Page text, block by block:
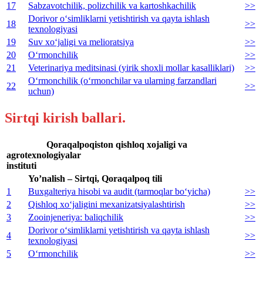
17
Sabzavotchilik, polizchilik va kartoshkachilik
>>
18
Dorivor o‘simliklarni yetishtirish va qayta ishlash
texnologiyasi
>>
19
Suv xo‘jaligi va melioratsiya
>>
20
O‘rmonchilik
>>
21
Veterinariya meditsinasi (yirik shoxli mollar kasalliklari)
>>
22
O‘rmonchilik (o‘rmonchilar va ularning farzandlari
uchun)
>>
Sirtqi kirish ballari.
Qoraqalpoqiston qishloq xojaligi va
agrotexnologiyalar
instituti
Yo’nalish – Sirtqi, Qoraqalpoq tili
1
Buxgalteriya hisobi va audit (tarmoqlar bo‘yicha)
>>
2
Qishloq xo‘jaligini mexanizatsiyalashtirish
>>
3
Zooinjeneriya: baliqchilik
>>
4
Dorivor o‘simliklarni yetishtirish va qayta ishlash
texnologiyasi
>>
5
O‘rmonchilik >>